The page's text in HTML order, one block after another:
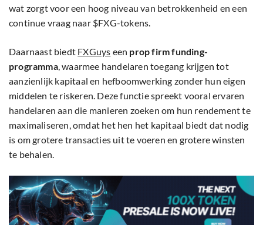
wat zorgt voor een hoog niveau van betrokkenheid en een
continue vraag naar $FXG-tokens.
Daarnaast biedt FXGuys een prop firm funding-
programma, waarmee handelaren toegang krijgen tot
aanzienlijk kapitaal en hefboomwerking zonder hun eigen
middelen te riskeren. Deze functie spreekt vooral ervaren
handelaren aan die manieren zoeken om hun rendement te
maximaliseren, omdat het hen het kapitaal biedt dat nodig
is om grotere transacties uit te voeren en grotere winsten
te behalen.